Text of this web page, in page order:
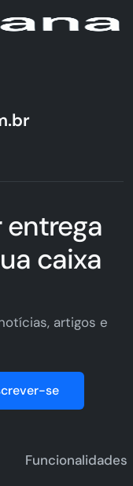
entrega
caixa
artigos e
se
Funcionalidades